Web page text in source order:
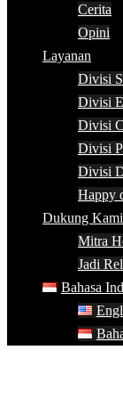
Cerita
Opini
Layanan
Divisi
Divisi
Divisi
Divisi
Divisi
Happy
Dukung Kami
Mitra
Jadi
Bahasa